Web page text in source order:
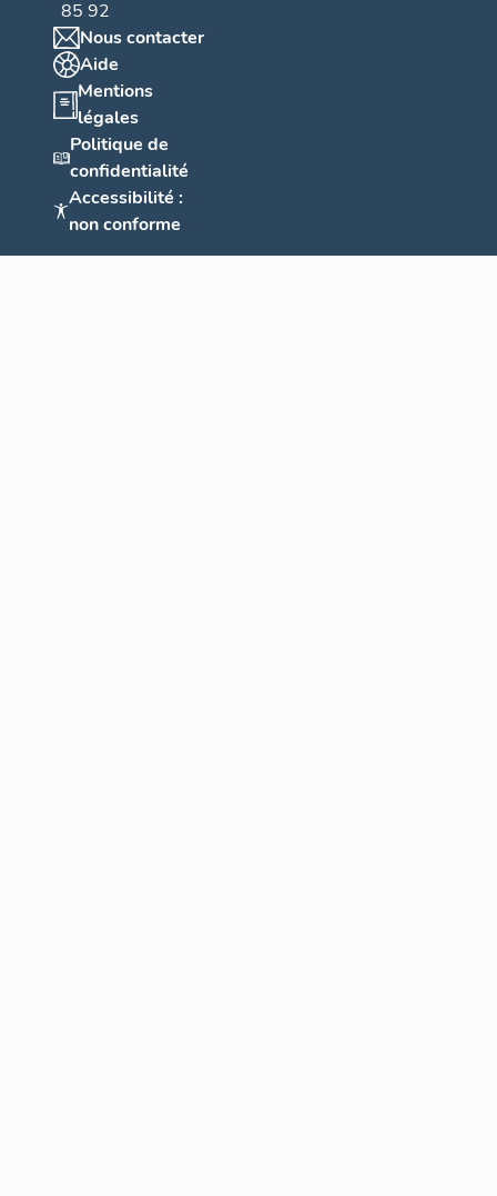
85 92
Nous contacter
Aide
Mentions
légales
Politique de
confidentialité
Accessibilité :
non conforme